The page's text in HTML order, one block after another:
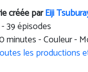
créée parEiji
39 épisodes
minutes - Couleur -